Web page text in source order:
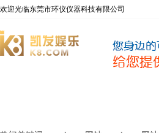
欢迎光临东莞市环仪仪器科技有限公司